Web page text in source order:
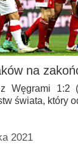
na
z Węgrami 1:2
świata, który
2021